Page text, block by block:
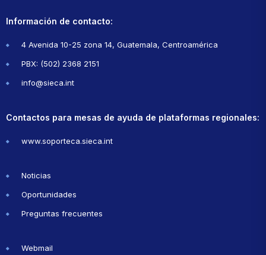
Información de contacto:
4 Avenida 10-25 zona 14, Guatemala, Centroamérica
PBX: (502) 2368 2151
info@sieca.int
Contactos para mesas de ayuda de plataformas regionales:
www.soporteca.sieca.int
Noticias
Oportunidades
Preguntas frecuentes
Webmail